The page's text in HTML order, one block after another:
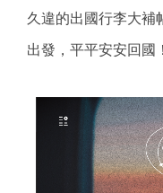
久違的出國行李大補
出發，平平安安回國！